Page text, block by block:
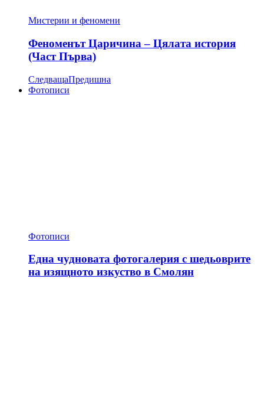
Мистерии и феномени
Феноменът Царичина – Цялата история
(Част Първа)
СледващаПредишна
Фотописи
Фотописи
Една чудновата фотогалерия с шедьоврите
на изящното изкуство в Смолян